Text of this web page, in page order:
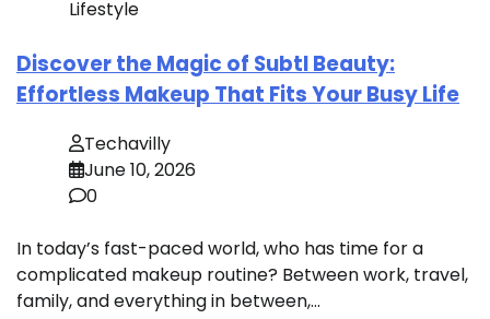
Lifestyle
Discover the Magic of Subtl Beauty:
Effortless Makeup That Fits Your Busy Life
Techavilly
June 10, 2026
0
In today’s fast-paced world, who has time for a
complicated makeup routine? Between work, travel,
family, and everything in between,…